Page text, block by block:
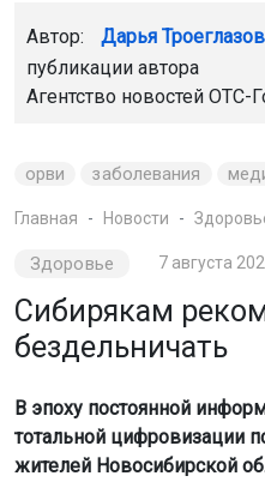
Автор: Дарья
публикации автора
Агентство новостей ОТС-
орви заболевания
Главная Новости
Здоровье 7 августа
Сибирякам
бездельничать
В эпоху постоянной
тотальной цифровизации
жителей Новосибирской